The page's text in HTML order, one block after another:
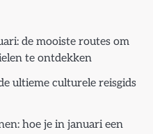
de mooiste routes om
te ontdekken
ultieme culturele reisgids
hoe je in januari een